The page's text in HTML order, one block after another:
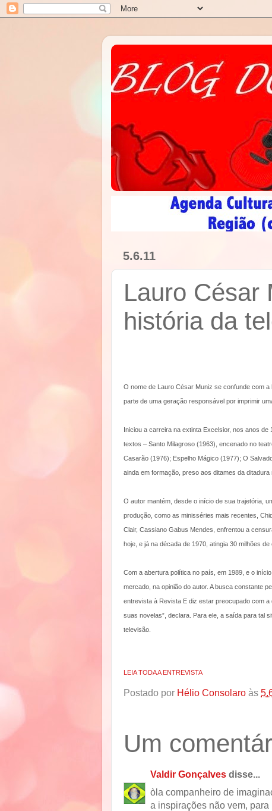
5.6.11
Lauro César
história da
O nome de Lauro César Muniz se confunde com
parte de uma geração responsável por imprimir
Iniciou a carreira na extinta Excelsior, nos anos
textos – Santo Milagroso (1963), encenado no
Casarão (1976); Espelho Mágico (1977); O
ainda em formação, preso aos ditames da ditadura
O autor mantém, desde o início de sua trajetória,
produção, como as minisséries mais recentes,
Clair, Cassiano Gabus Mendes, enfrentou a
hoje, e já na década de 1970, atingia 30 milhões de
Com a abertura política no país, em 1989, e o
mercado, na opinião do autor. A busca constante
entrevista à Revista E diz estar preocupado com
suas novelas”, declara. Para ele, a saída para tal
televisão.
LEIA TODA A ENTREVISTA
Postado por Hélio Consolaro às
Um
Valdir Gonçalves disse...
òla companheiro de
a inspirações não vem,